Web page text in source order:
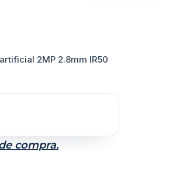
2MP 2.8mm IR50
compra.